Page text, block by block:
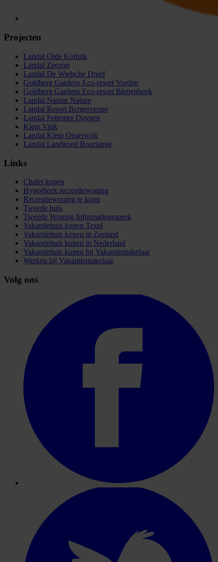
Projecten
Landal Olde Kottink
Landal Zeezigt
Landal De Wielsche Dreef
Goldberg Gardens Eco-resort Vorden
Goldberg Gardens Eco-resort Bleijenbeek
Landal Namur Nature
Landal Resort Bergervenne
Landal Pettemer Duynen
Klein Vink
Landal Klein Oisterwijk
Landal Landgoed Bourtange
Links
Chalet kopen
Hypotheek recreatiewoning
Recreatiewoning te koop
Tweede huis
Tweede Woning Informatiegesprek
Vakantiehuis kopen Texel
Vakantiehuis kopen in Zeeland
Vakantiehuis kopen in Nederland
Vakantiehuis kopen bij Vakantiemakelaar
Werken bij Vakantiemakelaar
Volg ons